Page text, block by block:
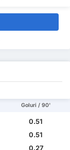
Goluri / 90'
0.51
0.51
0.27